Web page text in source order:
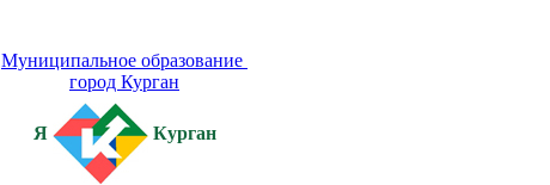
Муниципальное образование
город Курган
Я Курган